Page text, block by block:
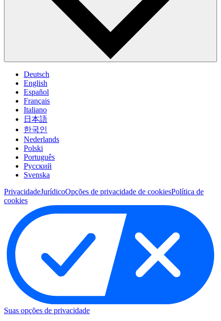
Deutsch
English
Español
Français
Italiano
日本語
한국인
Nederlands
Polski
Português
Pусский
Svenska
PrivacidadeJurídicoOpções de privacidade de cookiesPolítica de
cookies
Suas opções de privacidade